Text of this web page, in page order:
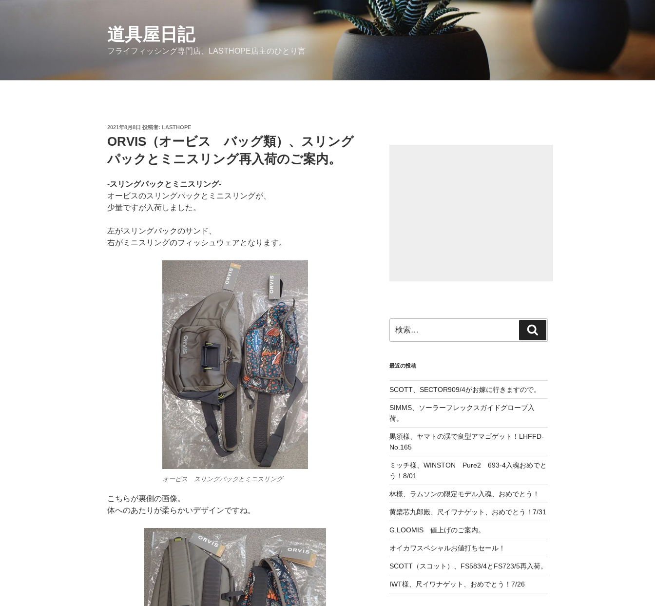
道具屋日記
フライフィッシング専門店、LASTHOPE店主のひとり言
投
日:
2021年8月8日 投稿者: LASTHOPE
ORVIS（オービス バッグ類）、スリング
パックとミニスリング再入荷のご案内。
-スリングパックとミニスリング-
オービスのスリングパックとミニスリングが、
少量ですが入荷しました。
左がスリングパックのサンド、
右がミニスリングのフィッシュウェアとなります。
オービス スリングパックとミニスリング
こちらが裏側の画像。
体へのあたりが柔らかいデザインですね。
索:
索
最近の投稿
SCOTT、SECTOR909/4がお嫁に行きますので。
SIMMS、ソーラーフレックスガイドグローブ入
荷。
黒須様、ヤマトの渓で良型アマゴゲット！LHFFD-
No.165
ミッチ様、WINSTON Pure2 693-4入魂おめでと
う！8/01
林様、ラムソンの限定モデル入魂、おめでとう！
黄檗芯九郎殿、尺イワナゲット、おめでとう！7/31
G.LOOMIS 値上げのご案内。
オイカワスペシャルお値打ちセール！
SCOTT（スコット）、FS583/4とFS723/5再入荷。
IWT様、尺イワナゲット、おめでとう！7/26